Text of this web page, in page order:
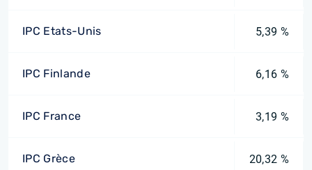
IPC Etats-Unis 5,39 %
IPC Finlande 6,16 %
IPC France 3,19 %
IPC Grèce 20,32 %